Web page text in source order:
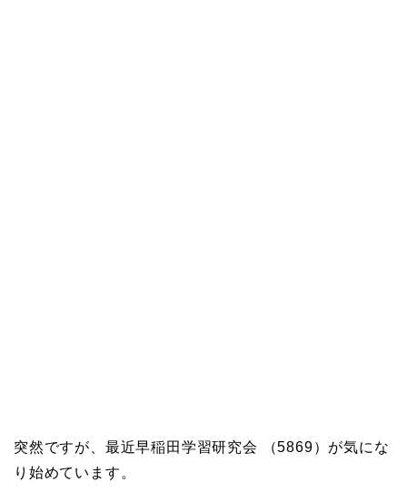
突然ですが、最近早稲田学習研究会 （5869）が気にな
り始めています。